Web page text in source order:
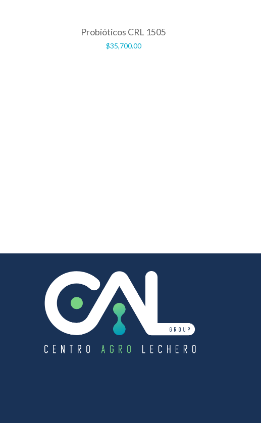
Probióticos CRL 1505
$35,700.00